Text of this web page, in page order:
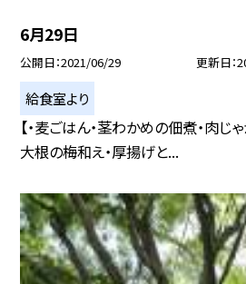
6月29日
公開日 2021/06/29 更新日
給食室より
【・麦ごはん・茎わかめの佃煮・肉じ
大根の梅和え・厚揚げと...